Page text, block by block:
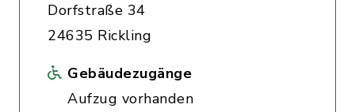
Dorfstraße 34
24635 Rickling
Gebäudezugänge
Aufzug vorhanden